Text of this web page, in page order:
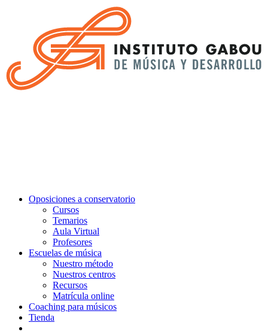
Oposiciones a conservatorio
Cursos
Temarios
Aula Virtual
Profesores
Escuelas de música
Nuestro método
Nuestros centros
Recursos
Matrícula online
Coaching para músicos
Tienda